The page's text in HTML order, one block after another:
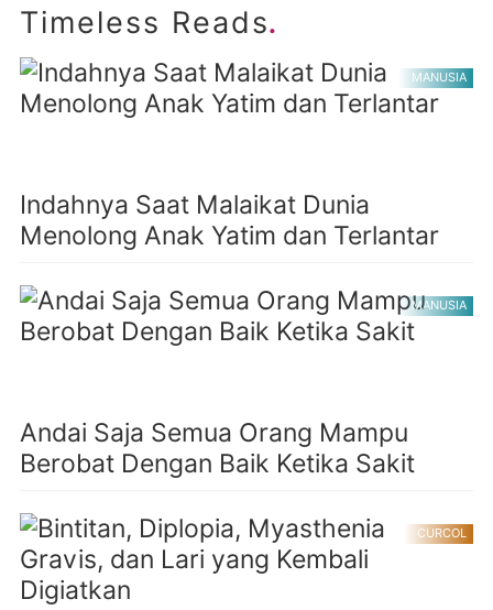
Timeless Reads.
MANUSIA
Indahnya Saat Malaikat Dunia
Menolong Anak Yatim dan Terlantar
MANUSIA
Andai Saja Semua Orang Mampu
Berobat Dengan Baik Ketika Sakit
CURCOL